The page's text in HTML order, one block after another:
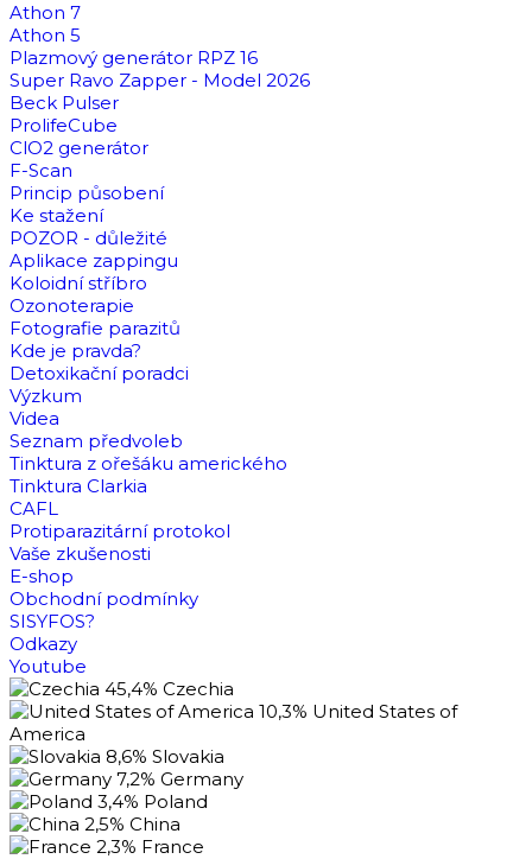
Athon 7
Athon 5
Plazmový generátor RPZ 16
Super Ravo Zapper - Model 2026
Beck Pulser
ProlifeCube
ClO2 generátor
F-Scan
Princip působení
Ke stažení
POZOR - důležité
Aplikace zappingu
Koloidní stříbro
Ozonoterapie
Fotografie parazitů
Kde je pravda?
Detoxikační poradci
Výzkum
Videa
Seznam předvoleb
Tinktura z ořešáku amerického
Tinktura Clarkia
CAFL
Protiparazitární protokol
Vaše zkušenosti
E-shop
Obchodní podmínky
SISYFOS?
Odkazy
Youtube
45,4% Czechia
10,3% United States of
America
8,6% Slovakia
7,2% Germany
3,4% Poland
2,5% China
2,3% France